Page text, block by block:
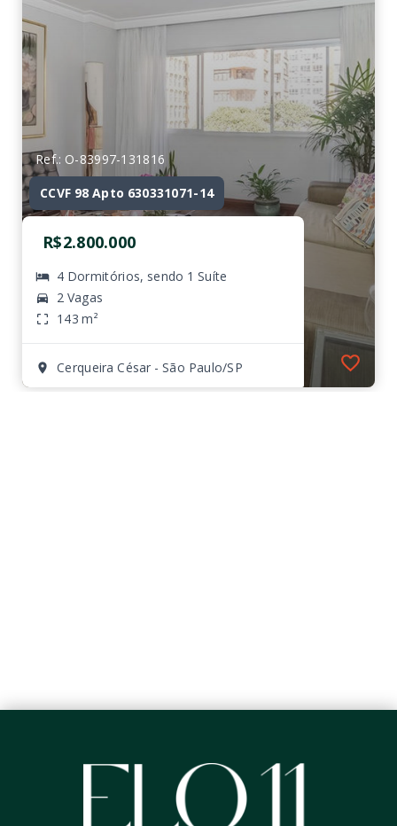
Ref.: O-83997-131816
CCVF 98 Apto 630331071-14
R$2.800.000
4 Dormitórios, sendo 1 Suíte
2 Vagas
143 m²
Cerqueira César - São Paulo/SP